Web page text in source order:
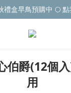
禮盒早鳥預購中 🌕
伯爵(12個
用